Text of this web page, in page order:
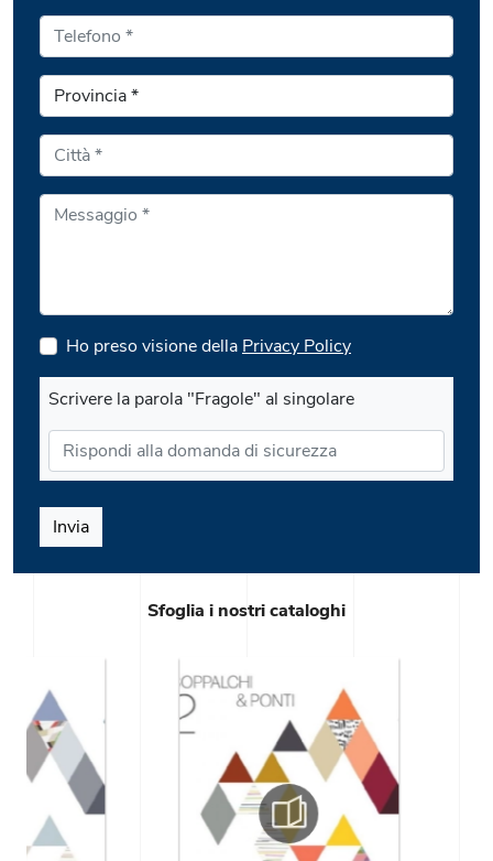
Sfoglia i nostri cataloghi
Ho preso visione della Privacy Policy
Scrivere la parola "Fragole" al singolare
Invia